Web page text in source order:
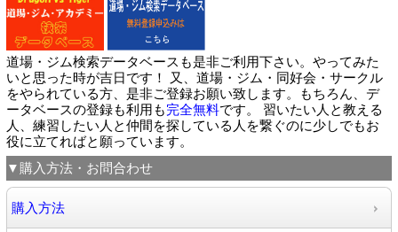
道場・ジム検索データベースも是非ご利用下さい。やってみた
いと思った時が吉日です！ 又、道場・ジム・同好会・サークル
をやられている方、是非ご登録お願い致します。もちろん、デ
ータベースの登録も利用も完全無料です。 習いたい人と教える
人、練習したい人と仲間を探している人を繋ぐのに少しでもお
役に立てればと願っています。
▼購入方法・お問合わせ
購入方法